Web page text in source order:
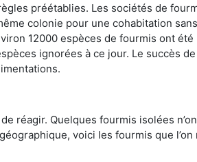
préétablies. Les sociétés de
colonie pour une cohabitation
12000 espèces de fourmis ont
ignorées à ce jour. Le succès
réagir. Quelques fourmis isolées
voici les fourmis que